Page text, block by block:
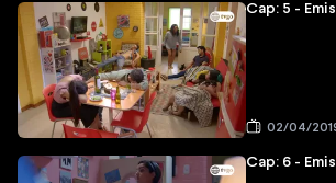
Cap: 5 -
02/04/
Cap: 6 -